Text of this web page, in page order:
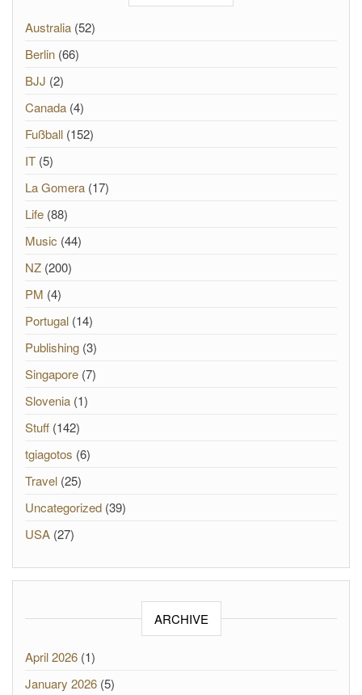
Australia (52)
Berlin (66)
BJJ (2)
Canada (4)
Fußball (152)
IT (5)
La Gomera (17)
Life (88)
Music (44)
NZ (200)
PM (4)
Portugal (14)
Publishing (3)
Singapore (7)
Slovenia (1)
Stuff (142)
tgiagotos (6)
Travel (25)
Uncategorized (39)
USA (27)
ARCHIVE
April 2026 (1)
January 2026 (5)